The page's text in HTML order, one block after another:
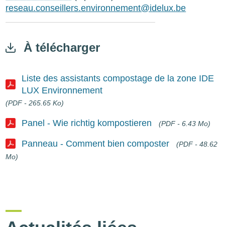
reseau.conseillers.environnement@idelux.be
À télécharger
Document
Liste des assistants compostage de la zone IDE
LUX Environnement
(PDF - 265.65 Ko)
Document
Panel - Wie richtig kompostieren (PDF - 6.43 Mo)
Panneau - Comment bien composter
(PDF - 48.62
Mo)